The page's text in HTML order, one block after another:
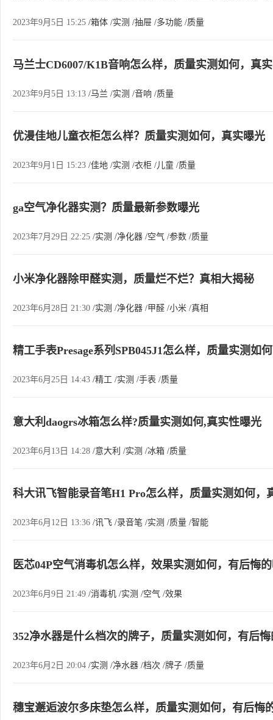
2023年9月5日 15:25 /箱体 /实测 /抽屉 /多功能 /质量
马兰士CD6007/K1B音响怎么样，质量实测如何，真
2023年9月5日 13:13 /马兰 /实测 /音响 /质量
优漫佳地儿童衣柜怎么样？质量实测如何，真实曝光
2023年9月1日 15:23 /佳地 /实测 /衣柜 /儿童 /质量
ga空气净化器实测？质量最新参数曝光
2023年7月29日 22:25 /实测 /净化器 /空气 /参数 /质量
小米净化器除甲醛实测，质量烂不烂？真相大揭秘
2023年6月28日 21:30 /实测 /净化器 /甲醛 /小米 /真相
精工手表Presage系列SPB045J1怎么样，质量实测如
2023年6月25日 14:43 /精工 /实测 /手表 /质量
意大利daogrs冰箱怎么样?质量实测如何,真实性曝光
2023年6月13日 14:28 /意大利 /实测 /冰箱 /质量
科大讯飞智能录音笔H1 Pro怎么样，质量实测如何，
2023年6月12日 13:36 /讯飞 /录音笔 /实测 /质量 /智能
医芯04P空气消毒机怎么样，效果实测如何，有后悔
2023年6月9日 21:49 /消毒机 /实测 /空气 /效果
352净水器是什么档次的牌子，质量实测如何，有后
2023年6月2日 20:04 /实测 /净水器 /档次 /牌子 /质量
穗宝邂逅波尔多床垫怎么样，质量实测如何，有后悔